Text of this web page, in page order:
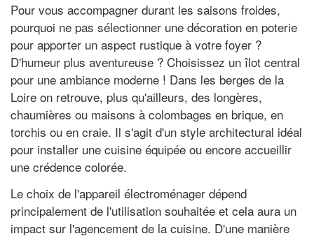
Pour vous accompagner durant les saisons froides,
pourquoi ne pas sélectionner une décoration en poterie
pour apporter un aspect rustique à votre foyer ?
D'humeur plus aventureuse ? Choisissez un îlot central
pour une ambiance moderne ! Dans les berges de la
Loire on retrouve, plus qu'ailleurs, des longères,
chaumières ou maisons à colombages en brique, en
torchis ou en craie. Il s'agit d'un style architectural idéal
pour installer une cuisine équipée ou encore accueillir
une crédence colorée.
Le choix de l'appareil électroménager dépend
principalement de l'utilisation souhaitée et cela aura un
impact sur l'agencement de la cuisine. D'une manière